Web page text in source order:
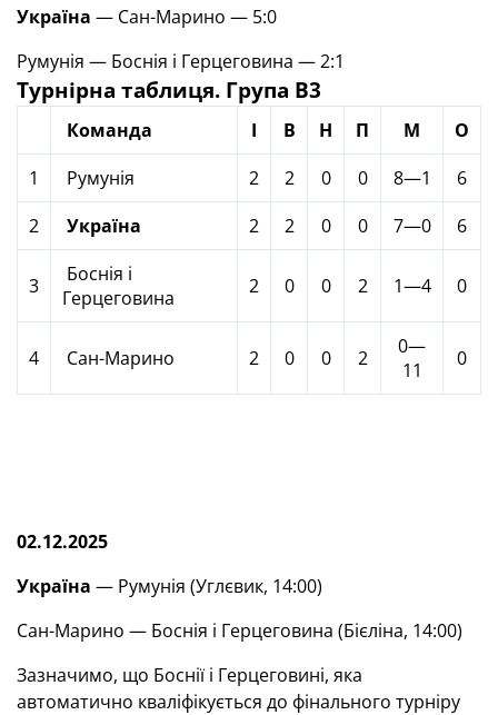
Україна — Сан-Марино — 5:0
Румунія — Боснія і Герцеговина — 2:1
Турнірна таблиця. Група В3
Команда І В Н П М
О
1
Румунія 2 2 0 0 8—1
6
2
Україна 2 2 0 0 7—0 6
3
Боснія і
Герцеговина
2 0 0 2 1—4 0
4 Сан-Марино 2 0 0 2
0—
11
0
02.12.2025
Україна — Румунія (Углєвик, 14:00)
Сан-Марино — Боснія і Герцеговина (Бієліна, 14:00)
Зазначимо, що Боснії і Герцеговині, яка
автоматично кваліфікується до фінального турніру